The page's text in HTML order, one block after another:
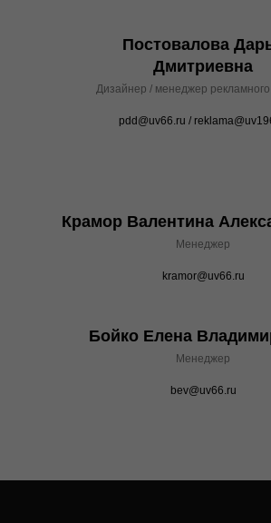
Постовалова
Дмитриевна
Дизайнер / менеджер
pdd@uv66.ru /
Крамор Валентина
Менеджер
kramor@uv66.ru
Бойко Елена
Менеджер
bev@uv66.ru